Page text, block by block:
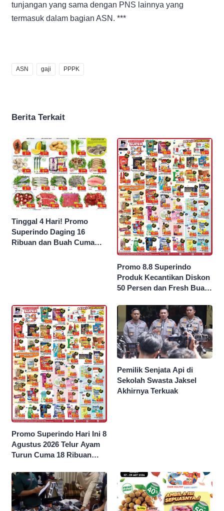
tunjangan yang sama dengan PNS lainnya yang
termasuk dalam bagian ASN. ***
ASN gaji PPPK
Berita Terkait
Tinggal 4 Hari! Promo
Superindo Daging 16
Ribuan dan Buah Cuma
Promo 8.8 Superindo
Produk Kecantikan Diskon
50 Persen dan Fresh Buah
Promo Superindo Hari Ini 8
Agustus 2026 Telur Ayam
Turun Cuma 18 Ribuan
Persen
Pemilik Senjata Api di
Sekolah Swasta Jaksel
Akhirnya Terkuak